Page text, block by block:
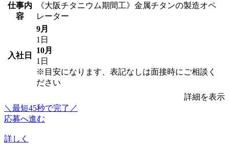
仕事内
容
《大阪チタニウム期間工》金属チタンの製造オペ
レーター
入社日
9月
1日
10月
1日
※目安になります、表記なしは面接時にご相談く
ださい
詳細を表示
＼最短45秒で完了／
応募へ進む
詳しく